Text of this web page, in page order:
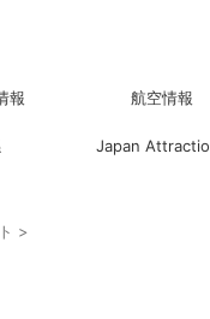
報 航空情報
Japan
>